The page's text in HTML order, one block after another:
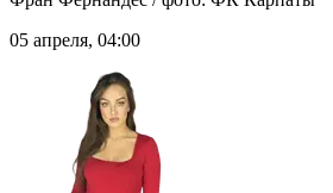
05 апреля, 04:00